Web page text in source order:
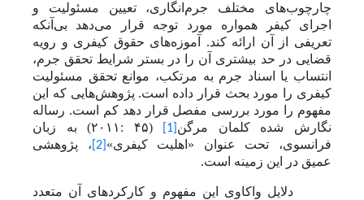
چارچوب‌های مختلف جرم‌انگاری، تعیین مسئولیت و
اجرای کیفر همواره مورد توجه قرار می‌دهد بی‌آنکه
تعریفی از آن ارائه کند. آموزه‌های حقوق کیفری و رویه
قضایی در حد بیشتری آن را در بستر شرایط تحقق جرم،
انتساب یا اسناد جرم به مرتکب، موانع تحقق مسئولیت
کیفری را مورد بحث قرار داده است. پژوهش‌هایی که این
مفهوم را مورد بررسی مفصل قرار دهد کم است. رساله
نگارش شده کلمان مرگن [1]
(۴۵ :۲۰۱۱) به زبان
فرانسوی، تحت عنوان «اهلیت کیفری» [2] ، پژوهشی
عمیق در این زمینه است.
دلایل واکاوی این مفهوم و کارکردهای آن متعدد